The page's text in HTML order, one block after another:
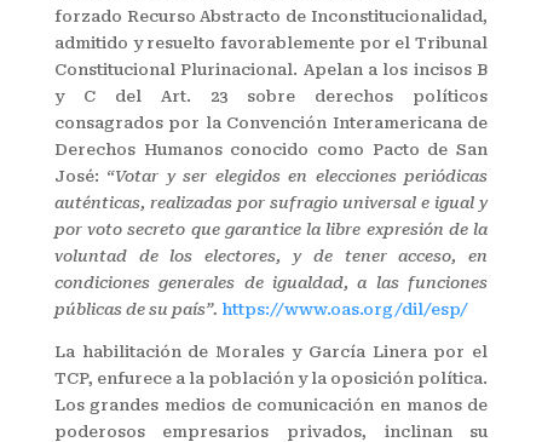
forzado Recurso Abstracto de Inconstitucionalidad,
admitido y resuelto favorablemente por el Tribunal
Constitucional Plurinacional. Apelan a los incisos B
y C del Art. 23 sobre derechos políticos
consagrados por la Convención Interamericana de
Derechos Humanos conocido como Pacto de San
José: “Votar y ser elegidos en elecciones periódicas
auténticas, realizadas por sufragio universal e igual y
por voto secreto que garantice la libre expresión de la
voluntad de los electores, y de tener acceso, en
condiciones generales de igualdad, a las funciones
públicas de su país”. https://www.oas.org/dil/esp/
La habilitación de Morales y García Linera por el
TCP, enfurece a la población y la oposición política.
Los grandes medios de comunicación en manos de
poderosos empresarios privados, inclinan su